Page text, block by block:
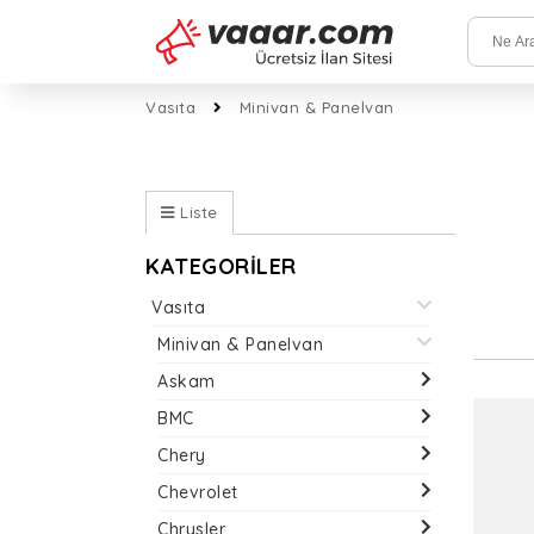
Vasıta Minivan & Panelvan
Liste
KATEGORİLER
Vasıta
Minivan & Panelvan
Askam
BMC
Chery
Chevrolet
Chrysler